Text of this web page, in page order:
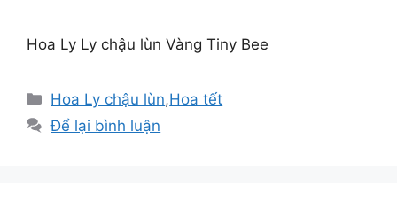
Hoa Ly Ly chậu lùn Vàng Tiny Bee
Danh
mục
Hoa Ly chậu lùn,Hoa tết
Để lại bình luận